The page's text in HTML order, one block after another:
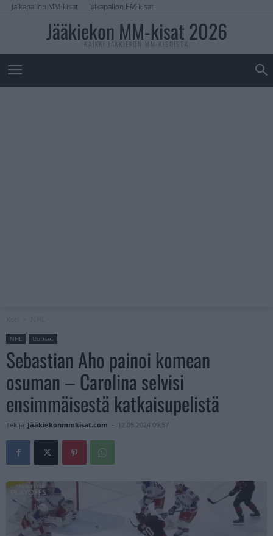
Jalkapallon MM-kisat Jalkapallon EM-kisat
Jääkiekon MM-kisat 2026
KAIKKI JÄÄKIEKON MM-KISOISTA
NHL Uutiset
Sebastian Aho painoi komean
osuman – Carolina selvisi
ensimmäisestä katkaisupelistä
Tekijä Jääkiekonmmkisat.com - 12.05.2024 09:57